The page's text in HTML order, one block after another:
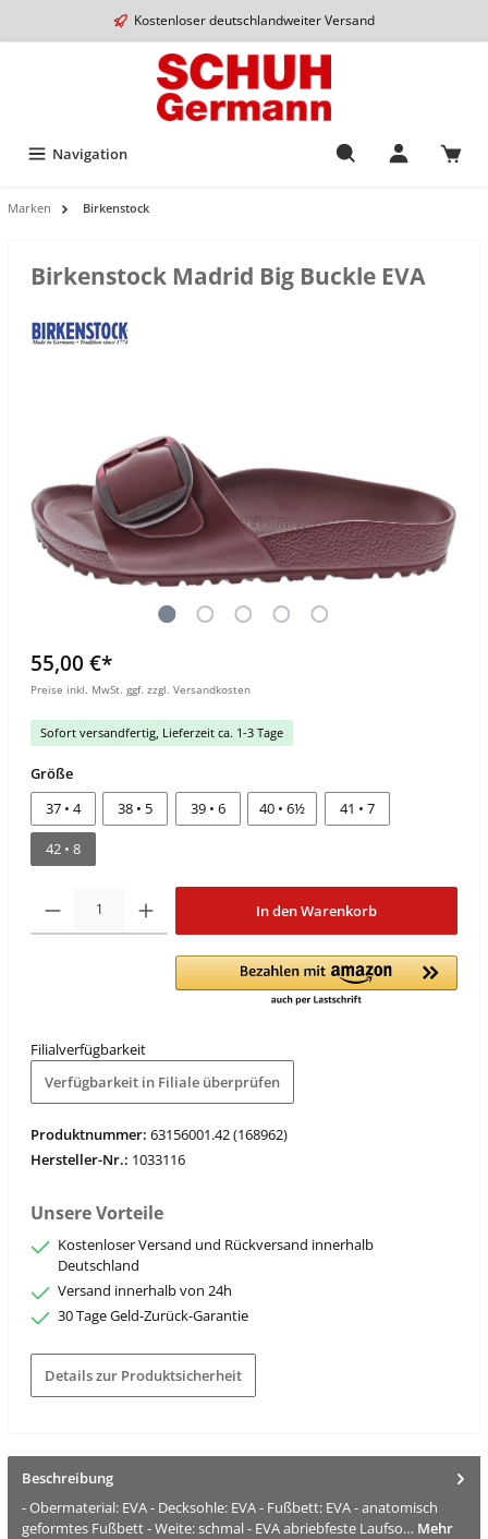
Kostenloser deutschlandweiter Versand
Navigation
Marken Birkenstock
Birkenstock Madrid Big Buckle EVA
55,00 €*
Preise inkl. MwSt. ggf. zzgl. Versandkosten
Sofort versandfertig, Lieferzeit ca. 1-3 Tage
Größe
37 • 4
38 • 5 39 • 6 40 • 6½ 41 • 7
42 • 8
In den Warenkorb
Filialverfügbarkeit
Verfügbarkeit in Filiale überprüfen
Produktnummer: 63156001.42 (168962)
Hersteller-Nr.: 1033116
Unsere Vorteile
Kostenloser Versand und Rückversand innerhalb
Deutschland
Versand innerhalb von 24h
30 Tage Geld-Zurück-Garantie
Details zur Produktsicherheit
Beschreibung
- Obermaterial: EVA - Decksohle: EVA - Fußbett: EVA - anatomisch
geformtes Fußbett - Weite: schmal - EVA abriebfeste Laufso… Mehr